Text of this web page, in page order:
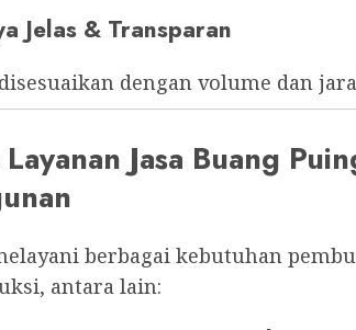
Jelas & Transparan
dengan volume dan
Layanan Jasa Buang
berbagai kebutuhan
antara lain: